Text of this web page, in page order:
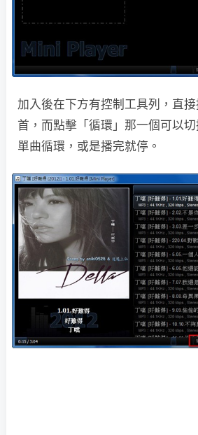
加入後在下方有控制工具列，直
首，而點擊「循環」那一個可以
單曲循環，或是播完就停。